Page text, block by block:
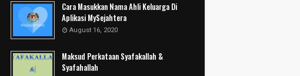
Cara Masukkan Nama Ahli Keluarga Di
Aplikasi MySejahtera
August 16, 2020
Maksud Perkataan Syafakallah &
Syafahallah